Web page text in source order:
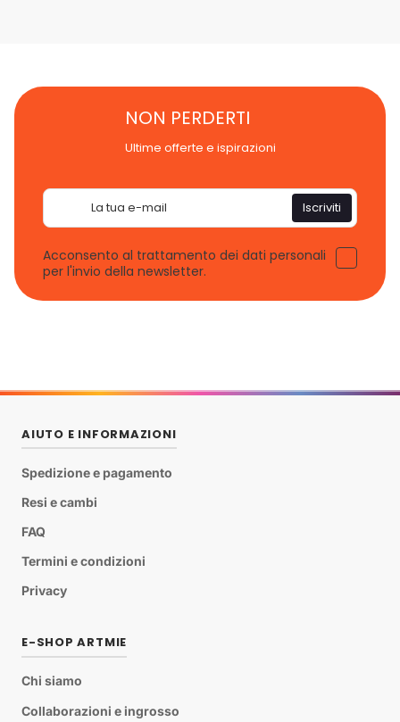
NON PERDERTI
Ultime offerte e ispirazioni
Iscriviti
Acconsento al trattamento dei dati personali
per l'invio della newsletter.
AIUTO E INFORMAZIONI
Spedizione e pagamento
Resi e cambi
FAQ
Termini e condizioni
Privacy
E-SHOP ARTMIE
Chi siamo
Collaborazioni e ingrosso